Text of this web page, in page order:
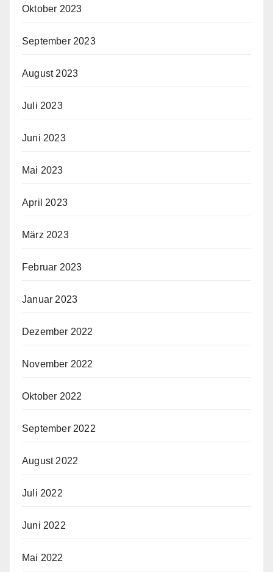
Oktober 2023
September 2023
August 2023
Juli 2023
Juni 2023
Mai 2023
April 2023
März 2023
Februar 2023
Januar 2023
Dezember 2022
November 2022
Oktober 2022
September 2022
August 2022
Juli 2022
Juni 2022
Mai 2022